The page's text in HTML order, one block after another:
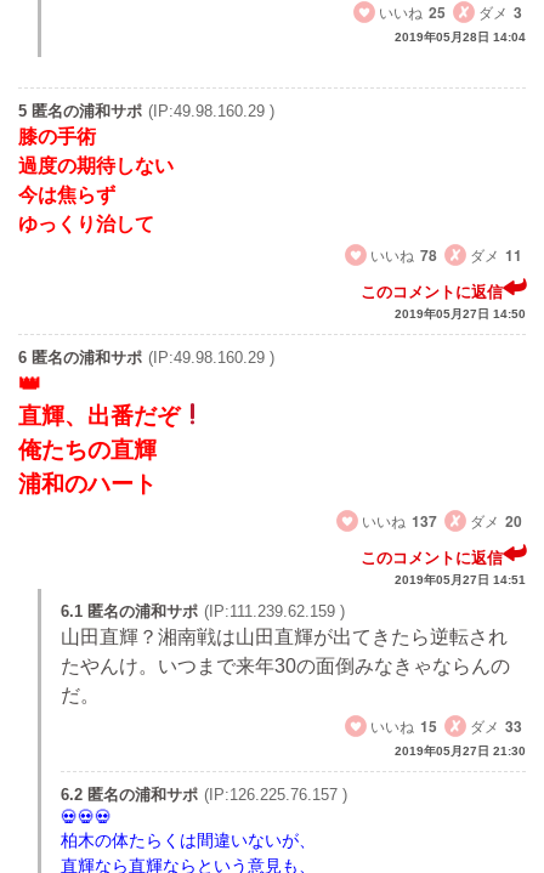
いいね 25 ダメ 3
2019年05月28日 14:04
5 匿名の浦和サポ (IP:49.98.160.29 )
膝の手術
過度の期待しない
今は焦らず
ゆっくり治して
いいね 78 ダメ 11
このコメントに返信
2019年05月27日 14:50
6 匿名の浦和サポ (IP:49.98.160.29 )
直輝、出番だぞ
俺たちの直輝
浦和のハート
いいね 137 ダメ 20
このコメントに返信
2019年05月27日 14:51
6.1 匿名の浦和サポ (IP:111.239.62.159 )
山田直輝？湘南戦は山田直輝が出てきたら逆転され
たやんけ。いつまで来年30の面倒みなきゃならんの
だ。
いいね 15 ダメ 33
2019年05月27日 21:30
6.2 匿名の浦和サポ (IP:126.225.76.157 )
柏木の体たらくは間違いないが、
直輝なら直輝ならという意見も、